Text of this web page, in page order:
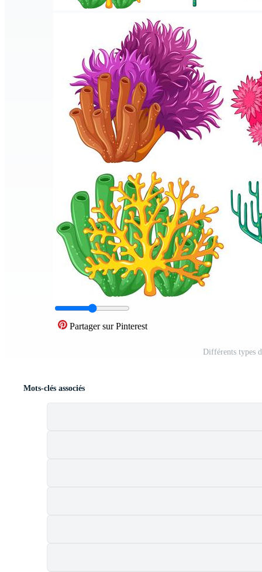
Partager sur Pinterest
Différents types
Mots-clés associés